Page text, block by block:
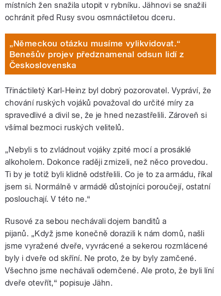
místních žen snažila utopit v rybníku. Jähnovi se snažili
ochránit před Rusy svou osmnáctiletou dceru.
„Německou otázku musíme vylikvidovat.“
Benešův projev předznamenal odsun lidí z
Československa
Třináctiletý Karl-Heinz byl dobrý pozorovatel. Vypráví, že
chování ruských vojáků považoval do určité míry za
spravedlivé a divil se, že je hned nezastřelili. Zároveň si
všímal bezmoci ruských velitelů.
„N ebyli s to zvládnout vojáky zpité mocí a prosáklé
alkoholem. Dokonce raději zmizeli, než něco provedou.
Ti by je totiž byli klidně odstřelili. Co je to za armádu, říkal
jsem si. Normálně v armádě důstojníci poroučejí, ostatní
poslouchají. V této ne.“
Rusové za sebou nechávali dojem banditů a
pijanů. „Když jsme konečně dorazili k nám domů, našli
jsme vyražené dveře, vyvrácené a sekerou rozmlácené
byly i dveře od skříní. Ne proto, že by byly zamčené.
Všechno jsme nechávali odemčené. Ale proto, že byli líní
dveře otevřít,“ popisuje Jähn.